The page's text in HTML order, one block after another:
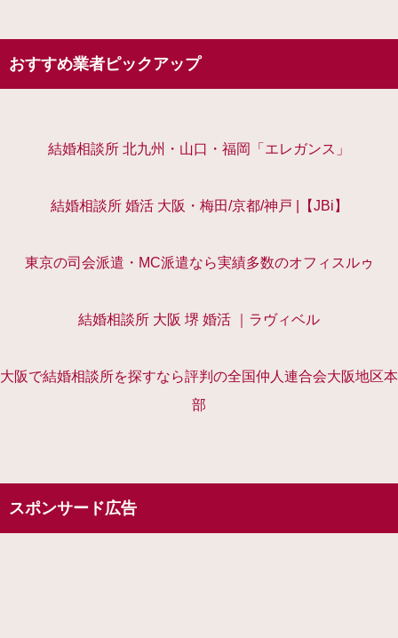
おすすめ業者ピックアップ
結婚相談所 北九州・山口・福岡「エレガンス」
結婚相談所 婚活 大阪・梅田/京都/神戸 |【JBi】
東京の司会派遣・MC派遣なら実績多数のオフィスルゥ
結婚相談所 大阪 堺 婚活 ｜ラヴィベル
大阪で結婚相談所を探すなら評判の全国仲人連合会大阪地区本
部
スポンサード広告